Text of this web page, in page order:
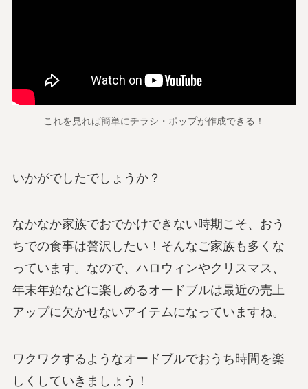
これを見れば簡単にチラシ・ポップが作成できる！
いかがでしたでしょうか？
なかなか家族でおでかけできない時期こそ、おう
ちでの食事は贅沢したい！そんなご家族も多くな
っています。なので、ハロウィンやクリスマス、
年末年始などに楽しめるオードブルは最近の売上
アップに欠かせないアイテムになっていますね。
ワクワクするようなオードブルでおうち時間を楽
しくしていきましょう！